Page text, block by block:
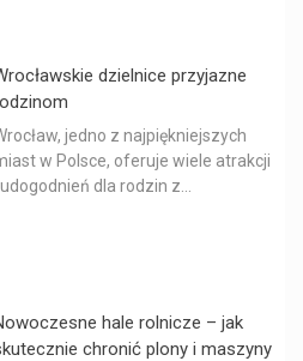
dzielnice przyjazne
jedno z najpiękniejszych
w Polsce, oferuje wiele atrakcji
dla rodzin z...
hale rolnicze – jak
chronić plony i maszyny